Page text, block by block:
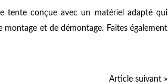
tente conçue avec un matériel adapté qui
et de démontage. Faites également
Article suivant »